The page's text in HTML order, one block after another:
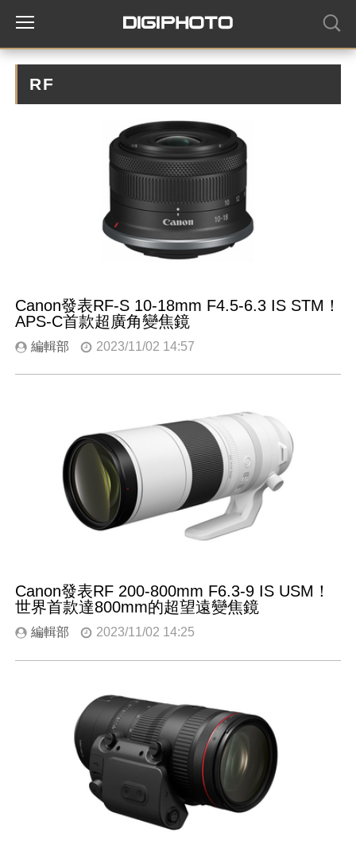
RF
Canon發表RF-S 10-18mm F4.5-6.3 IS STM！
APS-C首款超廣角變焦鏡
編輯部 2023/11/02 14:57
Canon發表RF 200-800mm F6.3-9 IS USM！
世界首款達800mm的超望遠變焦鏡
編輯部 2023/11/02 14:25